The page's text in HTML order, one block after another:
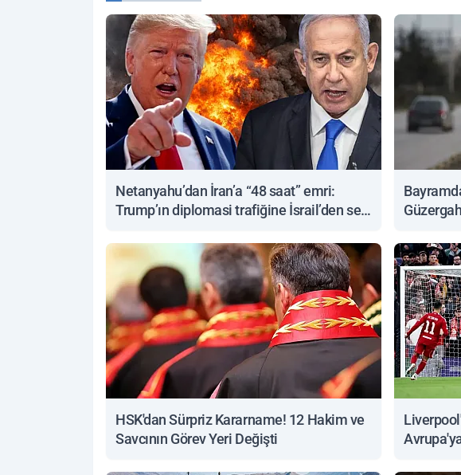
Netanyahu’dan İran’a “48 saat” emri:
Trump’ın diplomasi trafiğine İsrail’den sert
HSK'dan Sürpriz Kararname! 12 Hakim ve
Savcının Görev Yeri Değişti